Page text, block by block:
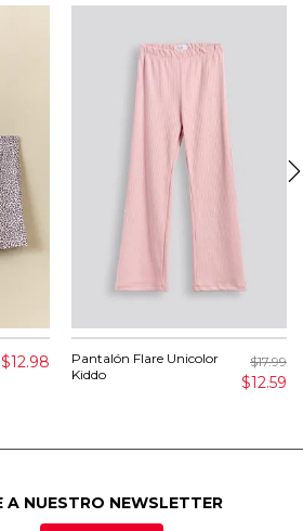
$12.98
Pantalón Flare Unicolor
Kiddo
$17.99
$12.59
A NUESTRO NEWSLETTER